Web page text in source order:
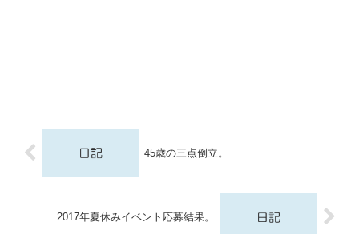
45歳の三点倒立。
2017年夏休みイベント応募結果。